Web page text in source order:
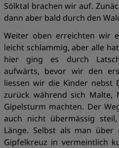
Sölktal brachen wir auf.
dann aber bald durch den
Weiter oben erreichten wir
leicht schlammig, aber alle
hier ging es durch
aufwärts, bevor wir den
liessen wir die Kinder nebst
zurück während sich Malte,
Gipelsturm machten. Der
auch nicht übermässig
Länge. Selbst als man
Gipfelkreuz in vermeintlich